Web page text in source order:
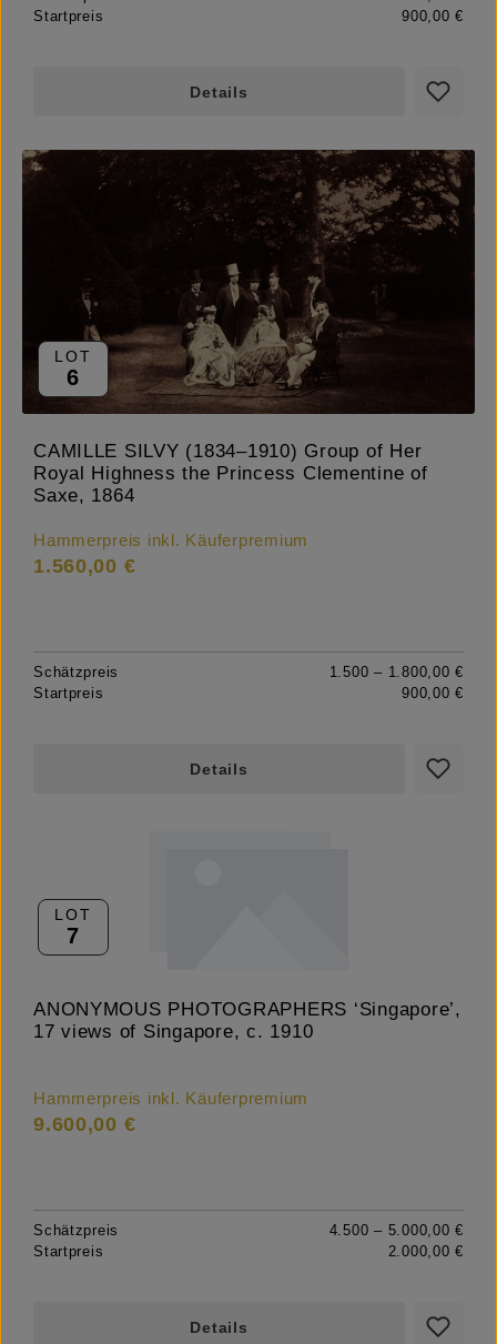
Startpreis
900,00 €
Details
LOT
6
CAMILLE SILVY (1834–1910) Group of Her
Royal Highness the Princess Clementine of
Saxe, 1864
Hammerpreis inkl. Käuferpremium
1.560,00 €
Schätzpreis
1.500 – 1.800,00 €
Startpreis
900,00 €
Details
LOT
7
ANONYMOUS PHOTOGRAPHERS ‘Singapore’,
17 views of Singapore, c. 1910
Hammerpreis inkl. Käuferpremium
9.600,00 €
Schätzpreis
4.500 – 5.000,00 €
Startpreis
2.000,00 €
Details